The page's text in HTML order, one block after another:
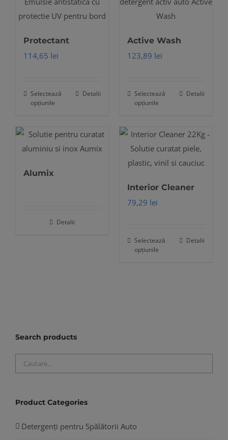
multe
variații.
în
Protectant
114,65 lei
Selectează
opțiunile
Acest
mai
multe
alese
Detalii
Active Wash
123,89 lei
Selectează
opțiunile
Acest
mai
multe
variații.
în
Detalii
Alumix
Detalii
Interior Cleaner
79,29 lei
Selectează
opțiunile
Acest
fi
alese
Detalii
Search products
Product Categories
Detergenți pentru Spălătorii Auto